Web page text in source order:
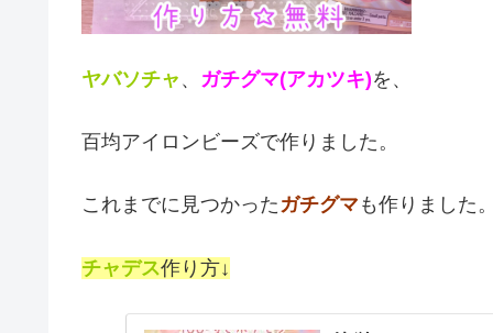
ヤバソチャ 、 ガチグマ(アカツキ)を、
百均アイロンビーズで作りました。
これまでに見つかった ガチグマ も作りました
チャデス作り方↓